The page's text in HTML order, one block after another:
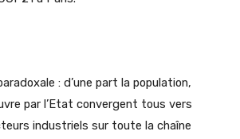
: d’une part la population,
par l’Etat convergent tous vers
industriels sur toute la chaîne